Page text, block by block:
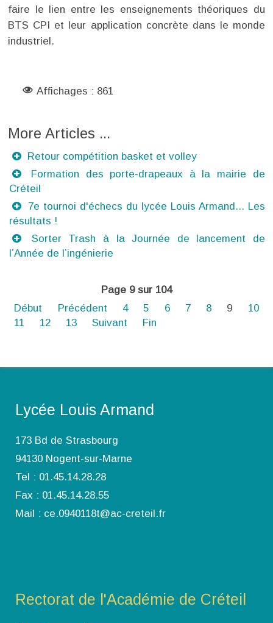
faire le lien entre les enseignements théoriques du
BTS CPI et leur application concrète dans le monde
industriel.
Affichages : 861
Retour compétition basket et volley
Formation des porte-drapeaux à la mairie de
Créteil
7e tournoi d'échecs du lycée Louis Armand... Les
résultats !
Sorter Trash à la Journée de lancement de
l’Année de l’ingénierie
Page 9 sur 104
Début
Précédent 4 5 6 7 8 9
10
11
12 13 Suivant Fin
Lycée Louis Armand
173 Bd de Strasbourg
94130 Nogent-sur-Marne
Tel : 01.45.14.28.28
Fax : 01.45.14.28.55
Mail : ce.0940118t@ac-creteil.fr
Rectorat de l'Académie de Créteil